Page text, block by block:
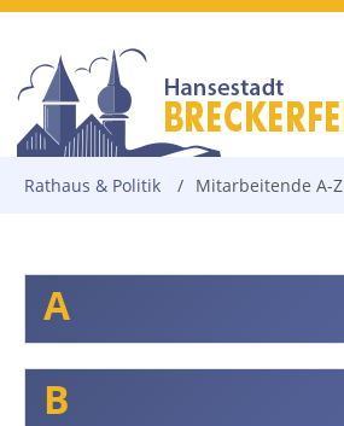
Rathaus & Politik / Mitarbeitende A-Z
A
B